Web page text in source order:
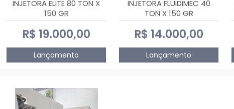
INJETORA ELITE 80 TON X
150 GR
R$ 19.000,00
Lançamento
INJETORA FLUIDIMEC 40
TON X 150 GR
R$ 14.000,00
Lançamento